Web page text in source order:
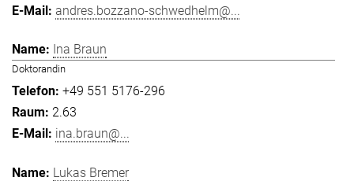
andres.bozzano-schwedhelm@...
Ina Braun
Doktorandin
+49 551 5176-296
2.63
ina.braun@...
Lukas Bremer